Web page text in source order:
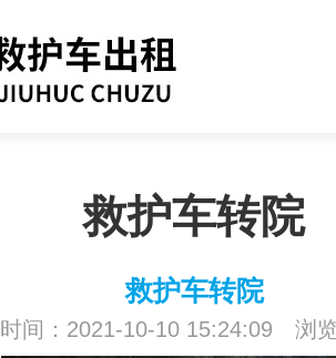
救护车转院
救护车转院
间：2021-10-10 15:24:09 浏